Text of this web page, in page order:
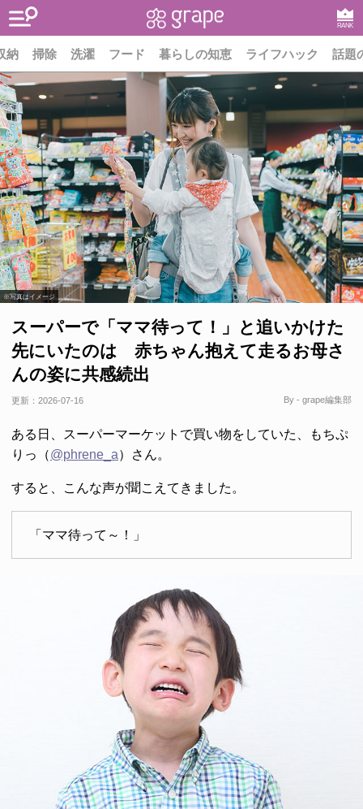
RANK
納 掃除 洗濯 フード 暮らしの知恵 ライフハック 話題
※写真はイメージ
スーパーで「ママ待って！」と追いかけた
先にいたのは 赤ちゃん抱えて走るお母さ
んの姿に共感続出
更新： 2026-07-16 By - grape編集部
ある日、スーパーマーケットで買い物をしていた、もちぷ
りっ（@phrene_a）さん。
すると、こんな声が聞こえてきました。
「ママ待って～！」